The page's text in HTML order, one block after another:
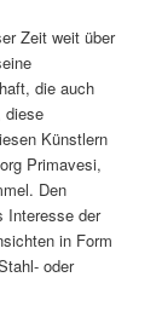
Zeit weit über
die auch
diese
Künstlern
Primavesi,
Den
Interesse der
in Form
oder